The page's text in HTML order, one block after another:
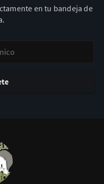
en tu bandeja de